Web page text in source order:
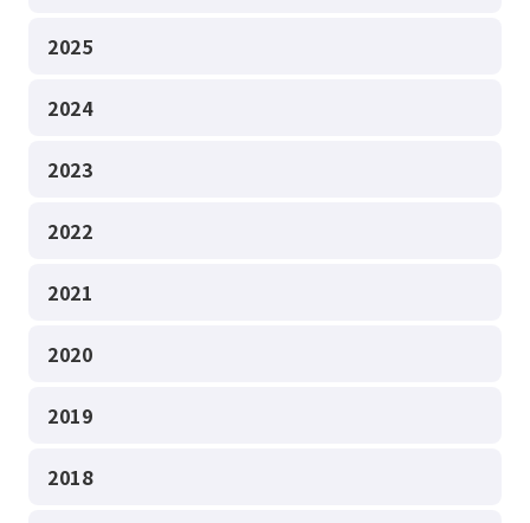
2025
2024
2023
2022
2021
2020
2019
2018